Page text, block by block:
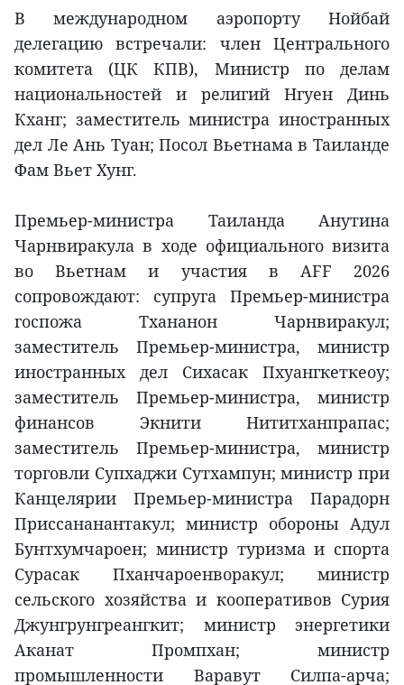
В международном аэропорту Нойбай
делегацию встречали: член Центрального
комитета (ЦК КПВ), Министр по делам
национальностей и религий Нгуен Динь
Кханг; заместитель министра иностранных
дел Ле Ань Туан; Посол Вьетнама в Таиланде
Фам Вьет Хунг.
Премьер-министра Таиланда Анутина
Чарнвиракула в ходе официального визита
во Вьетнам и участия в AFF 2026
сопровождают: супруга Премьер-министра
госпожа Тхананон Чарнвиракул;
заместитель Премьер-министра, министр
иностранных дел Сихасак Пхуангкеткеоу;
заместитель Премьер-министра, министр
финансов Экнити Нититханпрапаc;
заместитель Премьер-министра, министр
торговли Супхаджи Сутхампун; министр при
Канцелярии Премьер-министра Парадорн
Приссананантакул; министр обороны Адул
Бунтхумчароен; министр туризма и спорта
Сурасак Пханчароенворакул; министр
сельского хозяйства и кооперативов Сурия
Джунгрунгреангкит; министр энергетики
Аканат Промпхан; министр
промышленности Варавут Силпа-арча;